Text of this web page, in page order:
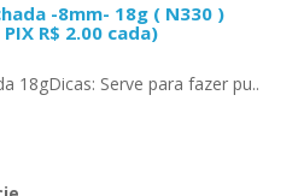
-8mm- 18g ( N330 )
R$ 2.00 cada)
18gDicas: Serve para fazer pu..